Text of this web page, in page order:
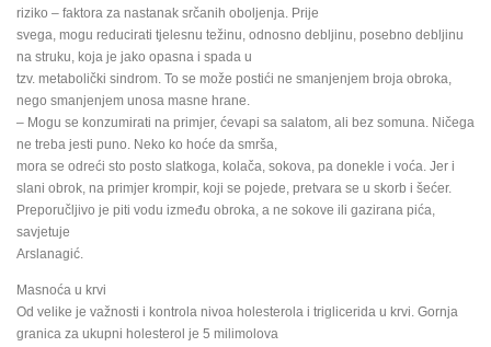
riziko – faktora za nastanak srčanih oboljenja. Prije
svega, mogu reducirati tjelesnu težinu, odnosno debljinu, posebno debljinu
na struku, koja je jako opasna i spada u
tzv. metabolički sindrom. To se može postići ne smanjenjem broja obroka,
nego smanjenjem unosa masne hrane.
– Mogu se konzumirati na primjer, ćevapi sa salatom, ali bez somuna. Ničega
ne treba jesti puno. Neko ko hoće da smrša,
mora se odreći sto posto slatkoga, kolača, sokova, pa donekle i voća. Jer i
slani obrok, na primjer krompir, koji se pojede, pretvara se u skorb i šećer.
Preporučljivo je piti vodu između obroka, a ne sokove ili gazirana pića,
savjetuje
Arslanagić.
Masnoća u krvi
Od velike je važnosti i kontrola nivoa holesterola i triglicerida u krvi. Gornja
granica za ukupni holesterol je 5 milimolova